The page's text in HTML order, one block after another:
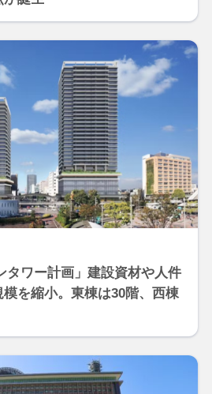
タワー計画」建設資材や人件
を縮小。東棟は30階、西棟